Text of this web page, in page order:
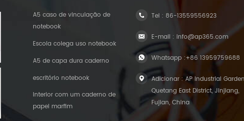
A5 caso de vinculação de
notebook
Escola colega uso notebook
A5 de capa dura caderno
escritório notebook
Interior com um caderno de
papel marfim
Tel :86-13559556923
E-mail : info@ap365.com
Whatsapp :+86 13959759688
Adicionar : AP Industrial
Quetang East District, Jinjiang,
Fujian, China